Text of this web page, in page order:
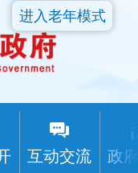
互动交流 政
进入老年模式